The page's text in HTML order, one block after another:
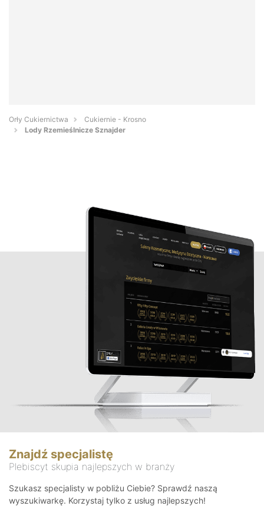
Orły Cukiernictwa
Cukiernie - Krosno
Lody Rzemieślnicze Sznajder
Znajdź specjalistę
Plebiscyt skupia najlepszych w branży
Szukasz specjalisty w pobliżu Ciebie? Sprawdź naszą
wyszukiwarkę. Korzystaj tylko z usług najlepszych!